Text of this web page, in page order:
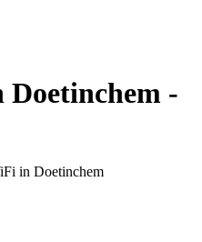
Doetinchem -
in Doetinchem